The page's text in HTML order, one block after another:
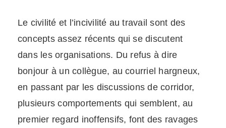
Le civilité et l’incivilité au travail sont des
concepts assez récents qui se discutent
dans les organisations. Du refus à dire
bonjour à un collègue, au courriel hargneux,
en passant par les discussions de corridor,
plusieurs comportements qui semblent, au
premier regard inoffensifs, font des ravages